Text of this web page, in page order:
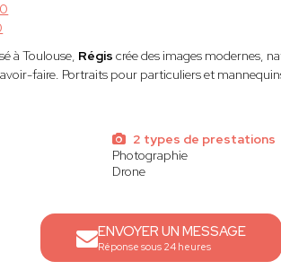
à Toulouse, Régiscrée des images modernes,
faire. Portraits pour particuliers et
2 types de prestations
Photographie
Drone
ENVOYER UN MESSAGE
Réponse sous 24 heures